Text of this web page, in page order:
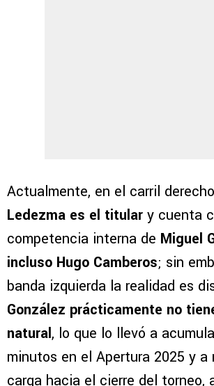
Actualmente, en el carril derecho
Ledezma es el titular y cuenta
competencia interna de Miguel
incluso Hugo Camberos; sin
banda izquierda la realidad es
González prácticamente no
natural, lo que lo llevó a
minutos en el Apertura 2025 y a
carga hacia el cierre del torneo,